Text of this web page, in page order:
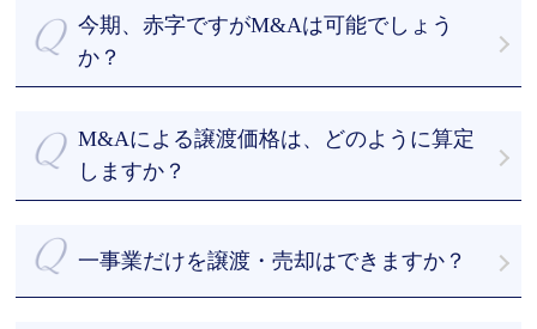
依頼（いわゆる非専任契約）すると情報漏洩が起こ
るリスクが高まります。情報漏洩を防ぐため、一社
のみに仲介を依頼する専任契約をおすすめします。
案を一緒に探しましょう。情報を収集したいといっ
たご相談も喜んで承ります。
今期、赤字ですがM&Aは可能でしょう
か？
料ですので、まずはご相談ください。
M&Aによる譲渡価格は、どのように算定
しますか？
形資産やノウハウも加味した上で企業価値算定を行
います。
その結果をもとにしつつ、オーナー経営者様のご意
一事業だけを譲渡・売却はできますか？